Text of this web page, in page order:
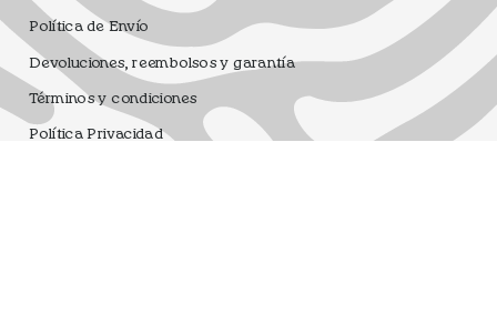
Política de Envío
Devoluciones, reembolsos y garantía
Términos y condiciones
Política Privacidad